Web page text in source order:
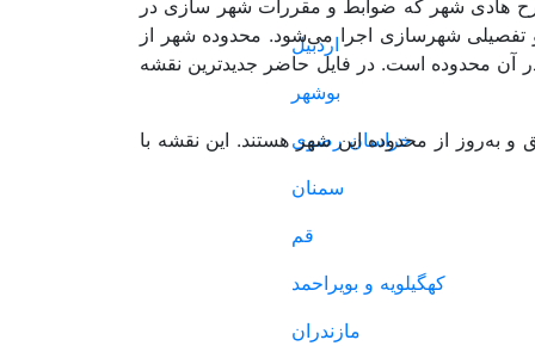
اردبیل
بوشهر
خراسان رضوی
سمنان
قم
کهگیلویه و بویراحمد
مازندران
هادی شهر که ضوابط و مقررات شهر سازی در
شهرسازی اجرا می‌شود. محدوده شهر از
آن محدوده است. در فایل حاضر جدیدترین نقشه
به‌روز از محدوده این شهر هستند. این نقشه با